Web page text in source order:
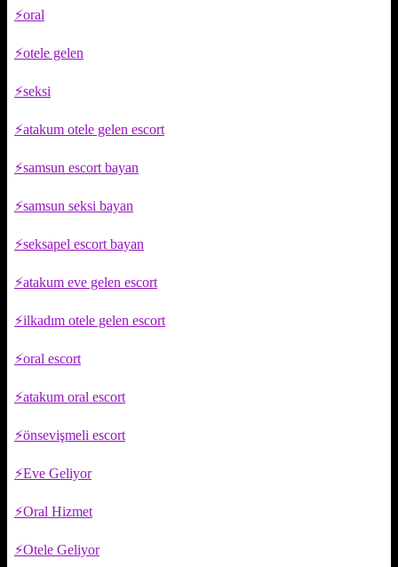
oral
otele gelen
seksi
atakum otele gelen escort
samsun escort bayan
samsun seksi bayan
seksapel escort bayan
atakum eve gelen escort
ilkadım otele gelen escort
oral escort
atakum oral escort
önsevişmeli escort
Eve Geliyor
Oral Hizmet
Otele Geliyor